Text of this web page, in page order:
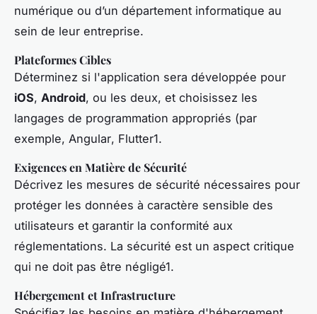
numérique ou d’un département informatique au
sein de leur entreprise.
Plateformes Cibles
Déterminez si l'application sera développée pour
iOS, Android, ou les deux, et choisissez les
langages de programmation appropriés (par
exemple, Angular, Flutter1.
Exigences en Matière de Sécurité
Décrivez les mesures de sécurité nécessaires pour
protéger les données à caractère sensible des
utilisateurs et garantir la conformité aux
réglementations. La sécurité est un aspect critique
qui ne doit pas être négligé1.
Hébergement et Infrastructure